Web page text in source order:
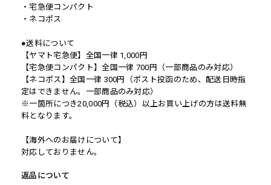
・宅急便コンパクト
・ネコポス
●送料について
【ヤマト宅急便】全国一律 1,000円
【宅急便コンパクト】全国一律 700円（一部商品のみ対応）
【ネコポス】全国一律 300円（ポスト投函のため、配送日時指
定はできません。一部商品のみ対応）
※一箇所につき20,000円（税込）以上お買い上げの方は送料無
料となります。
【海外へのお届けについて】
対応しておりません。
返品について